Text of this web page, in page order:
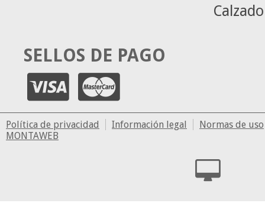
SELLOS DE PAGO
Política de privacidad Información legal
Normas de uso
MONTAWEB